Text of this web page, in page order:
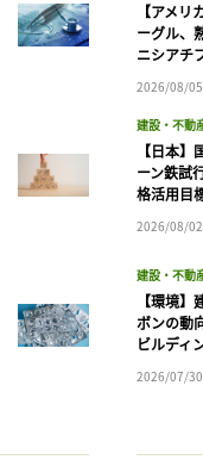
【アメ
ーグル、
ニシアチ
2026/08/05
建設・不動
【日本
ーン鉄試
格活用目
2026/08/02
建設・不動
【環境
ボンの動
ビルディ
2026/07/30